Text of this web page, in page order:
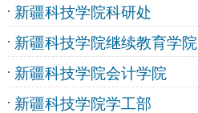
新疆科技学院科研处
新疆科技学院继续教育学院
新疆科技学院会计学院
新疆科技学院学工部